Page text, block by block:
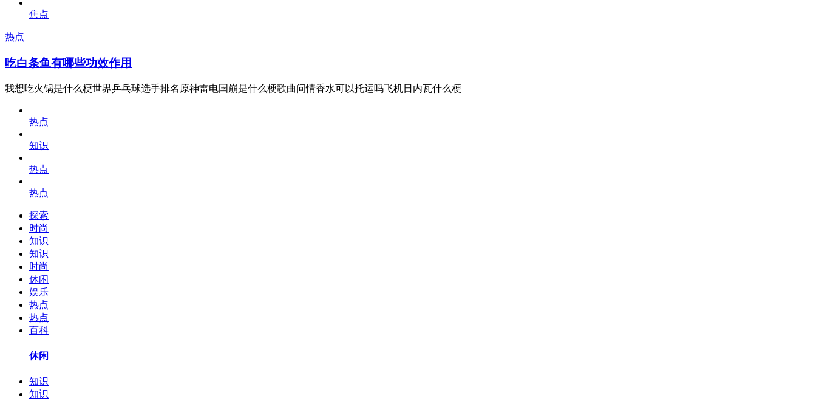
焦点
热点
吃白条鱼有哪些功效作用
我想吃火锅是什么梗世界乒乓球选手排名原神雷电国崩是什么梗歌曲问情香水可以托运吗飞机日内瓦什么梗
热点
知识
热点
热点
探索
时尚
知识
知识
时尚
休闲
娱乐
热点
热点
百科
休闲
知识
知识